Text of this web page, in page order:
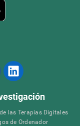
las Terapias Digitales
de Ordenador